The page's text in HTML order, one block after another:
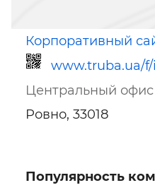
Корпоративный
www.truba.ua/
Ссылка для мобильных устройств
Центральный офис
Ровно, 33018
Популярность